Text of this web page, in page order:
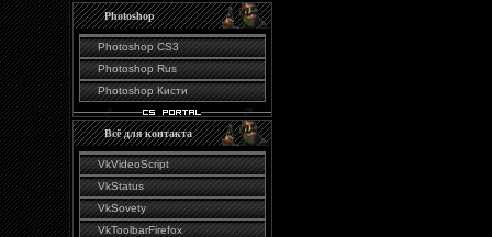
Photoshop
Photoshop CS3
Photoshop Rus
Photoshop Кисти
Всё для контакта
VkVideoScript
VkStatus
VkSovety
VkToolbarFirefox